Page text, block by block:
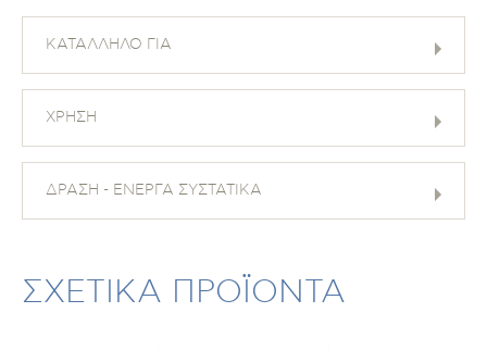
ΚΑΤΑΛΛΗΛΟ ΓΙΑ
ΧΡΗΣΗ
ΔΡΑΣΗ - ΕΝΕΡΓΑ ΣΥΣΤΑΤΙΚΑ
ΣΧΕΤΙΚΑ ΠΡΟΪΟΝΤΑ